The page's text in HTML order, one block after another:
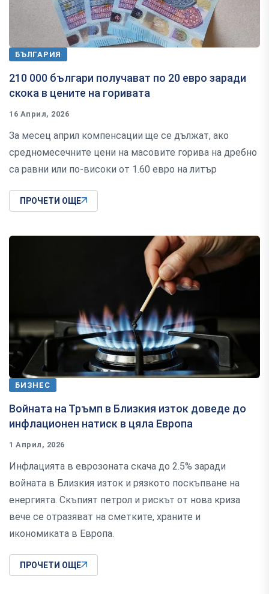
БЪЛГАРИЯ
210 000 българи получават по 20 евро заради
скока в цените на горивата
16 Април, 2026
За месец април компенсации ще се дължат, ако
средномесечните цени на масовите горива на дребно
са равни или по-високи от 1.60 евро на литър
ПРОЧЕТИ ОЩЕ
БИЗНЕС
Войната на Тръмп в Близкия изток доведе до
инфлационен натиск в цяла Европа
1 Април, 2026
Инфлацията в еврозоната скача до 2.5% заради
войната в Близкия изток и рязкото поскъпване на
енергията. Скъпият петрол и рискът от нова криза
вече се отразяват на сметките, храните и
икономиката в Европа.
ПРОЧЕТИ ОЩЕ